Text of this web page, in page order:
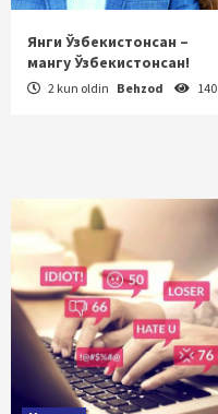
Янги Ўзбекистонсан –
мангу Ўзбекистонсан!
2 kun oldin Behzod 140